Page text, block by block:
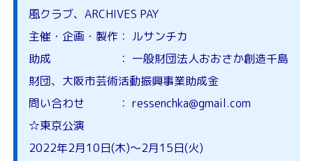
風クラブ、ARCHIVES PAY
主催・企画・製作： ルサンチカ
助成 ： 一般財団法人おおさか創造千島
財団、大阪市芸術活動振興事業助成金
問い合わせ ： ressenchka@gmail.com
☆東京公演
2022年2月10日(木)～2月15日(火)